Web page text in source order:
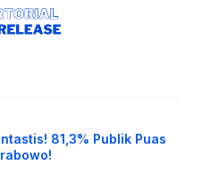
81,3% Publik Puas